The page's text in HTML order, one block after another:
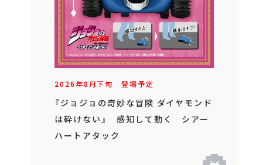
2026年8月下旬 登場予定
『ジョジョの奇妙な冒険 ダイヤモンド
は砕けない』 感知して動く シアー
ハートアタック